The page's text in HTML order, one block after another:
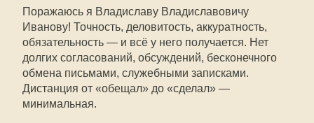
Поражаюсь я Владиславу Владиславовичу
Иванову! Точность, деловитость, аккуратность,
обязательность — и всё у него получается. Нет
долгих согласований, обсуждений, бесконечного
обмена письмами, служебными записками.
Дистанция от «обещал» до «сделал» —
минимальная.